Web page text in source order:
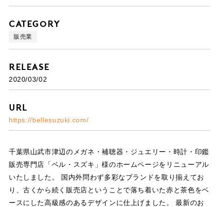
Category
販売業
Release
2020/03/02
URL
https://bellesuzuki.com/
千葉県山武市津辺のメガネ・補聴器・ジュエリー・時計・印鑑
販売専門店「ベル・スズキ」様のホームページをリニューアル
いたしました。 国内外問わず多彩なブランドを取り揃えてお
り、古くから続く販売店ということで落ち着いた赤と茶色をベ
ースにした高級感のあるデザインに仕上げました。 最新のお